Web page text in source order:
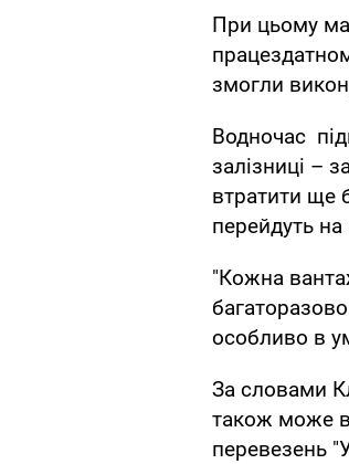
При цьому
змогли
Водночас
залізниці –
втратити ще
перейдуть на
"Кожна
особливо в
За словами
також може
перевезень